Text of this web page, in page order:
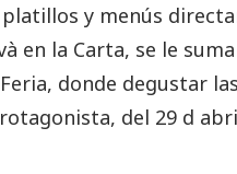
y menús
en la Carta, se le
donde degustar
del 29 d